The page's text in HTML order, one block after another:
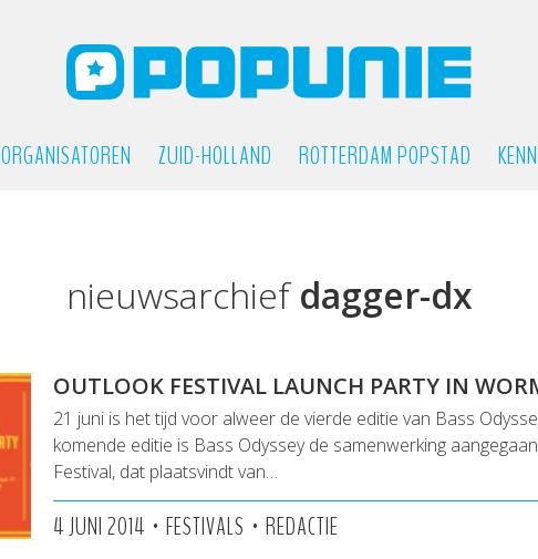
ORGANISATOREN ZUID-HOLLAND ROTTERDAM POPSTAD
nieuwsarchiefdagger-dx
OUTLOOK FESTIVAL LAUNCH PARTY IN
21 juni is het tijd voor alweer de vierde editie van Bass
komende editie is Bass Odyssey de samenwerking
Festival, dat plaatsvindt van…
4 JUNI 2014 • FESTIVALS • REDACTIE